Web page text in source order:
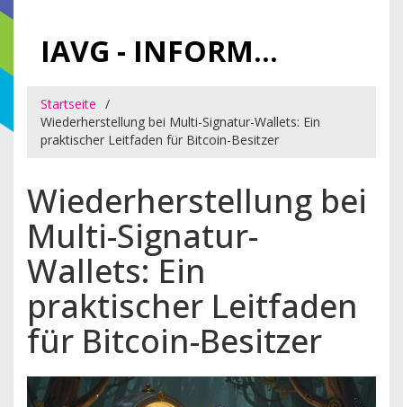
IAVG - INFORMATIONSARCHIV FÜR VIRTUELLE GELDER
Startseite
Wiederherstellung bei Multi-Signatur-Wallets: Ein
praktischer Leitfaden für Bitcoin-Besitzer
Wiederherstellung bei
Multi-Signatur-
Wallets: Ein
praktischer Leitfaden
für Bitcoin-Besitzer